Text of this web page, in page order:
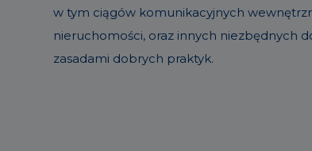
w tym ciągów komunikacyjnych
nieruchomości, oraz innych niezbędnych
zasadami dobrych praktyk.